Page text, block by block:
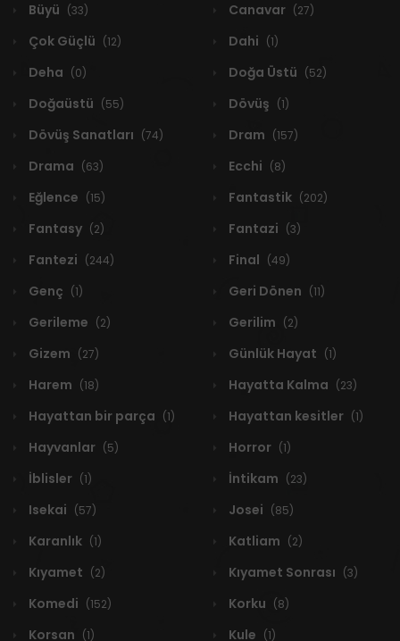
Büyü (33) Canavar (27)
Çok Güçlü (12) Dahi (1)
Deha (0) Doğa Üstü (52)
Doğaüstü (55) Dövüş (1)
Dövüş Sanatları (74) Dram (157)
Drama (63) Ecchi (8)
Eğlence (15) Fantastik (202)
Fantasy (2) Fantazi (3)
Fantezi (244) Final (49)
Genç (1) Geri Dönen (11)
Gerileme (2) Gerilim (2)
Gizem (27) Günlük Hayat (1)
Harem (18) Hayatta Kalma (23)
Hayattan bir parça (1) Hayattan kesitler (1)
Hayvanlar (5) Horror (1)
İblisler (1) İntikam (23)
Isekai (57) Josei (85)
Karanlık (1) Katliam (2)
Kıyamet (2) Kıyamet Sonrası (3)
Komedi (152) Korku (8)
Korsan (1) Kule (1)